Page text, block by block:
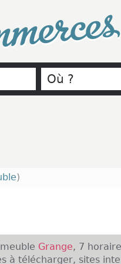
)
Grange, 7
à télécharger, sites